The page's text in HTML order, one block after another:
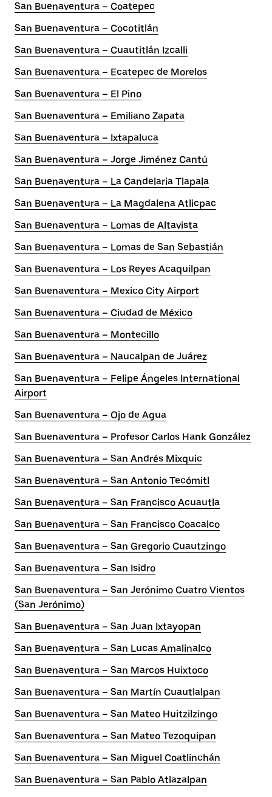
San Buenaventura – Coatepec
San Buenaventura – Cocotitlán
San Buenaventura – Cuautitlán Izcalli
San Buenaventura – Ecatepec de Morelos
San Buenaventura – El Pino
San Buenaventura – Emiliano Zapata
San Buenaventura – Ixtapaluca
San Buenaventura – Jorge Jiménez Cantú
San Buenaventura – La Candelaria Tlapala
San Buenaventura – La Magdalena Atlicpac
San Buenaventura – Lomas de Altavista
San Buenaventura – Lomas de San Sebastián
San Buenaventura – Los Reyes Acaquilpan
San Buenaventura – Mexico City Airport
San Buenaventura – Ciudad de México
San Buenaventura – Montecillo
San Buenaventura – Naucalpan de Juárez
San Buenaventura – Felipe Ángeles International
Airport
San Buenaventura – Ojo de Agua
San Buenaventura – Profesor Carlos Hank González
San Buenaventura – San Andrés Mixquic
San Buenaventura – San Antonio Tecómitl
San Buenaventura – San Francisco Acuautla
San Buenaventura – San Francisco Coacalco
San Buenaventura – San Gregorio Cuautzingo
San Buenaventura – San Isidro
San Buenaventura – San Jerónimo Cuatro Vientos
(San Jerónimo)
San Buenaventura – San Juan Ixtayopan
San Buenaventura – San Lucas Amalinalco
San Buenaventura – San Marcos Huixtoco
San Buenaventura – San Martín Cuautlalpan
San Buenaventura – San Mateo Huitzilzingo
San Buenaventura – San Mateo Tezoquipan
San Buenaventura – San Miguel Coatlinchán
San Buenaventura – San Pablo Atlazalpan